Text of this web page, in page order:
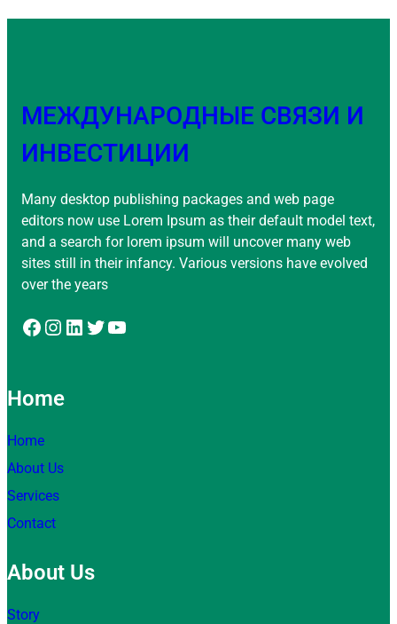
МЕЖДУНАРОДНЫЕ СВЯЗИ И
ИНВЕСТИЦИИ
Many desktop publishing packages and web page
editors now use Lorem Ipsum as their default model text,
and a search for lorem ipsum will uncover many web
sites still in their infancy. Various versions have evolved
over the years
Facebook Instagram LinkedIn Twitter YouTube
Home
Home
About Us
Services
Contact
About Us
Story